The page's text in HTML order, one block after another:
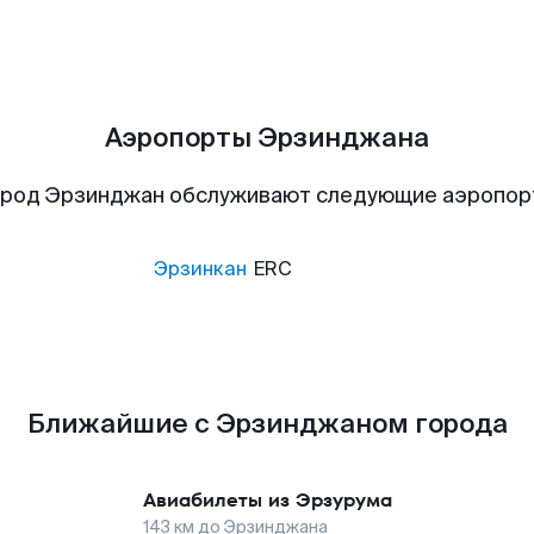
Аэропорты Эрзинджана
Эрзинджан обслуживают следующие
Эрзинкан ERC
Ближайшие с Эрзинджаном города
Авиабилеты из Эрзурума
143 км до Эрзинджана